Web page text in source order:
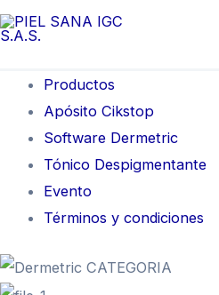
Ir
al
Productos
Apósito Cikstop
Software Dermetric
Tónico Despigmentante
Evento
Términos y condiciones